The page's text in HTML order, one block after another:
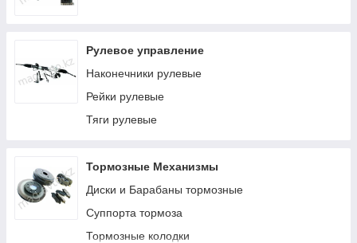
Рулевое управление
Наконечники рулевые
Рейки рулевые
Тяги рулевые
Тормозные Механизмы
Диски и Барабаны тормозные
Суппорта тормоза
Тормозные колодки